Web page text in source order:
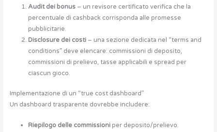
Audit dei bonus– un revisore certificato verifica che la
percentuale di cashback corrisponda alle promesse
pubblicitarie.
Disclosure dei costi– una sezione dedicata nel “terms and
conditions” deve elencare: commissioni di deposito,
commissioni di prelievo, tasse applicabili e spread per
ciascun gioco.
Implementazione di un “true cost dashboard”
Un dashboard trasparente dovrebbe includere:
Riepilogo delle commissioniper deposito/prelievo.